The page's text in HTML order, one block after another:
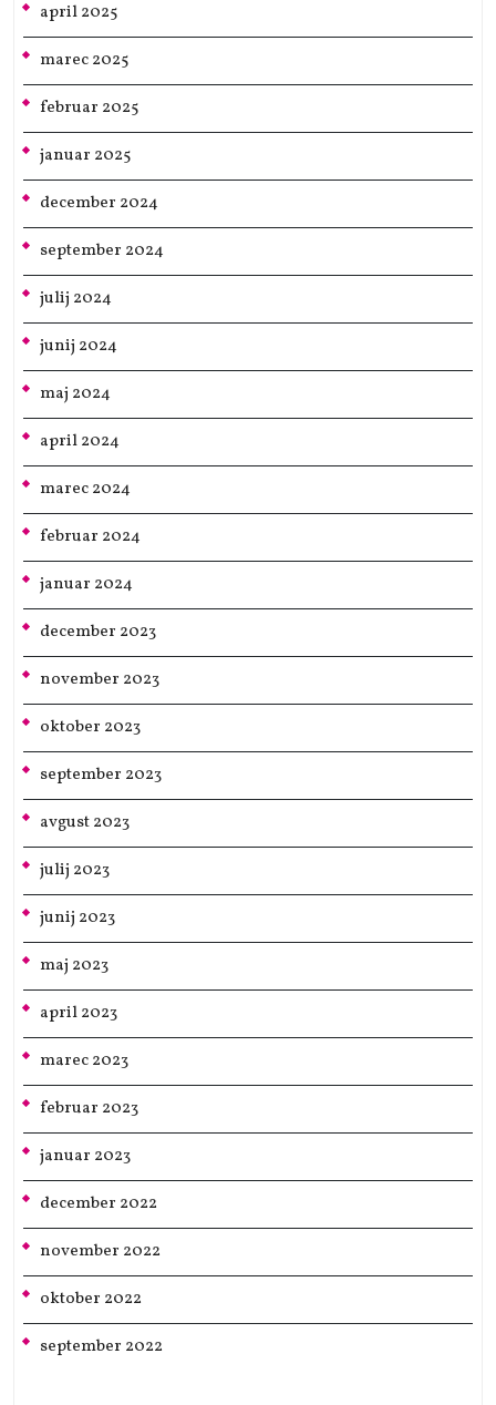
april 2025
marec 2025
februar 2025
januar 2025
december 2024
september 2024
julij 2024
junij 2024
maj 2024
april 2024
marec 2024
februar 2024
januar 2024
december 2023
november 2023
oktober 2023
september 2023
avgust 2023
julij 2023
junij 2023
maj 2023
april 2023
marec 2023
februar 2023
januar 2023
december 2022
november 2022
oktober 2022
september 2022